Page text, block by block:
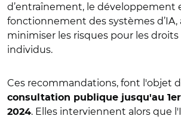
d’entraînement, le développement
fonctionnement des systèmes d’IA,
minimiser les risques pour les
individus.
Ces recommandations, font l'objet
consultation publique jusqu'au
2024. Elles interviennent alors que